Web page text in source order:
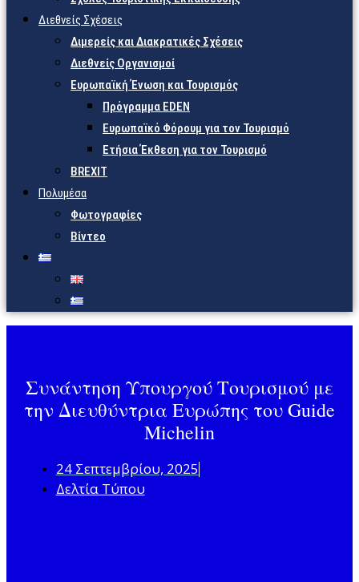
Διεθνείς Σχέσεις
Διμερείς και Διακρατικές Σχέσεις
Διεθνείς Οργανισμοί
Ευρωπαϊκή Ένωση και Τουρισμός
Πρόγραμμα EDEN
Ευρωπαϊκό Φόρουμ για τον Τουρισμό
Ετήσια Έκθεση για τον Τουρισμό
BREXIT
Πολυμέσα
Φωτογραφίες
Βίντεο
Συνάντηση Υπουργού Τουρισμού με
την Διευθύντρια Ευρώπης του Guide
Michelin
24 Σεπτεμβρίου, 2025
Δελτία Τύπου